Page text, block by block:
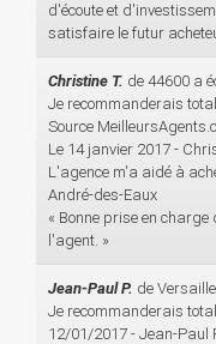
d'écoute et
satisfaire le futur
Christine T. de 44600 a
Je recommanderais
Source
Le 14 janvier 2017 -
L'agence m'a aidé à
André-des-Eaux
« Bonne prise en
l'agent. »
Jean-Paul P. de
Je recommanderais
12/01/2017 - Jean-Paul